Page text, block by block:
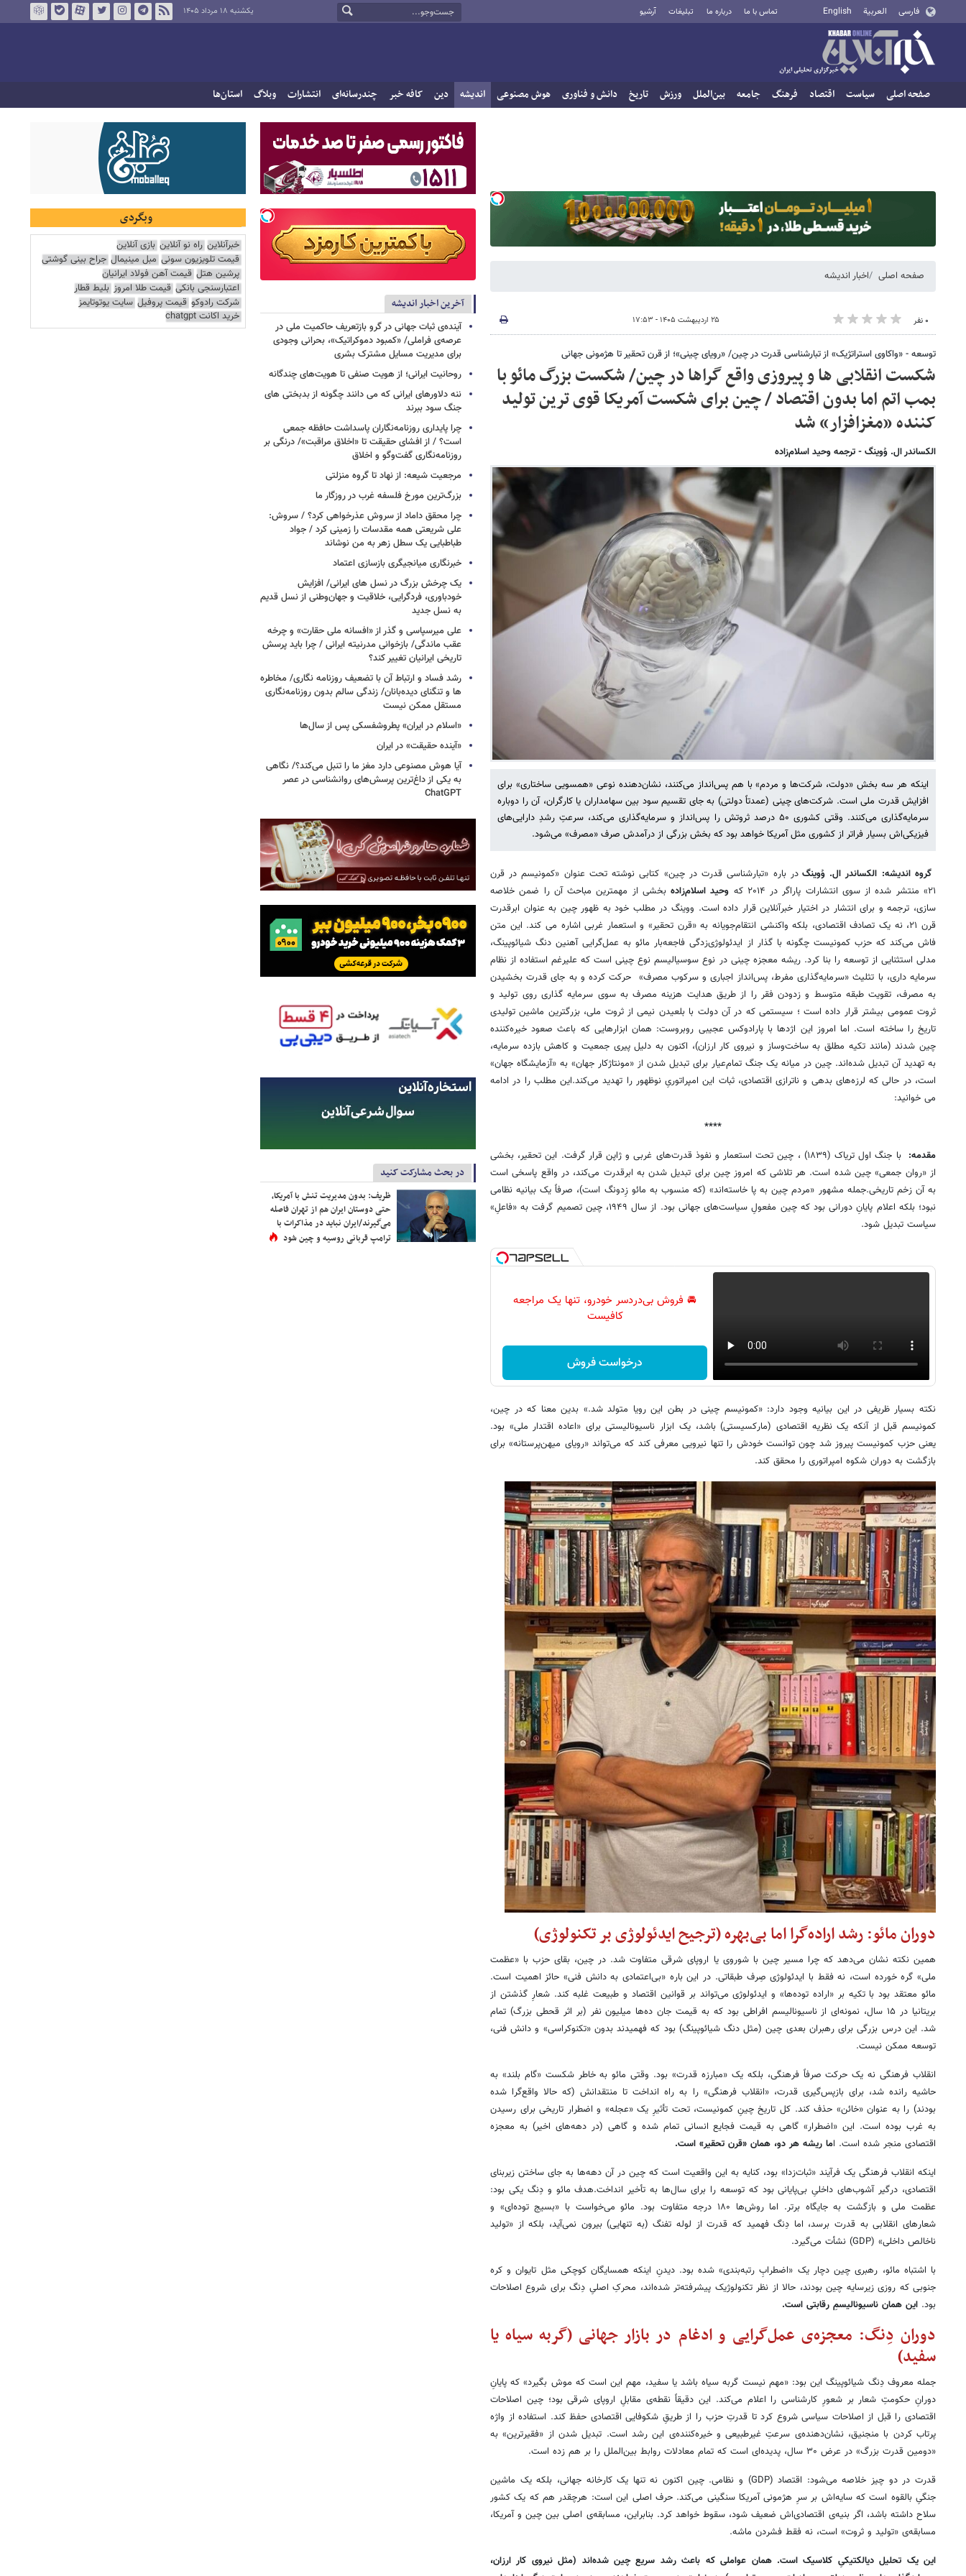
فارسی العربية English تماس با ما درباره ما تبلیغات آرشیو یکشنبه ۱۸ مرداد ۱۴۰۵
صفحه اصلی سیاست اقتصاد فرهنگ جامعه بین‌الملل ورزش تاریخ دانش و فناوری هوش مصنوعی اندیشه دین کافه خبر چندرسانه‌ای انتشارات وبلاگ استان‌ها
صفحه اصلی اخبار اندیشه
۰ نفر ۲۵ اردیبهشت ۱۴۰۵ - ۱۷:۵۳
توسعه - «واکاوی استراتژیک» از تبارشناسی قدرت در چین/ «رویای چینی»؛ از قرن تحقیر تا هژمونی جهانی
شکست انقلابی ها و پیروزی واقع گراها در چین/ شکست بزرگ مائو با
بمب اتم اما بدون اقتصاد / چین برای شکست آمریکا قوی ترین تولید
کننده «مغزافزار» شد
الکساندر ال. وُوینگ - ترجمه وحید اسلام‌زاده
اینکه هر سه بخش «دولت، شرکت‌ها و مردم» با هم پس‌انداز می‌کنند، نشان‌دهنده نوعی «همسویی ساختاری» برای
افزایش قدرت ملی است. شرکت‌های چینی (عمدتاً دولتی) به جای تقسیم سود بین سهامداران یا کارگران، آن را دوباره
سرمایه‌گذاری می‌کنند. وقتی کشوری ۵۰ درصد ثروتش را پس‌انداز و سرمایه‌گذاری می‌کند، سرعتِ رشدِ دارایی‌های
فیزیکی‌اش بسیار فراتر از کشوری مثل آمریکا خواهد بود که بخش بزرگی از درآمدش صرف «مصرف» می‌شود.
گروه اندیشه: الکساندر ال. وُوینگ در باره «تبارشناسی قدرت در چین» کتابی نوشته تحت عنوان «کمونیسم در قرن
۲۱» منتشر شده از سوی انتشارات پاراگر در ۲۰۱۴ که
وحید اسلام‌زادهبخشی از مهمترین مباحث آن را ضمن خلاصه
سازی، ترجمه و برای انتشار در اختیار خبرآنلاین قرار داده است. ووینگ در مطلب خود به ظهور چین به عنوان ابرقدرت
قرن ۲۱، نه یک تصادف اقتصادی، بلکه واکنشی انتقام‌جویانه به «قرن تحقیر» و استعمار غربی اشاره می کند. این متن
فاش می‌کند که حزب کمونیست چگونه با گذار از ایدئولوژی‌زدگی فاجعه‌بار مائو به عمل‌گرایی آهنین دنگ شیائوپینگ،
مدلی استثنایی از توسعه را بنا کرد. ریشه معجزه چینی در نوع سوسیالیسم نوع چینی است که علیرغم استفاده از نظام
سرمایه داری، با تثلیث «سرمایه‌گذاری مفرط، پس‌انداز اجباری و سرکوب مصرف» حرکت کرده و به جای قدرت بخشیدن
به مصرف، تقویت طبقه متوسط و زدودن فقر را از طریق هدایت هزینه مصرف به سوی سرمایه گذاری روی تولید و
ثروت عمومی بیشتر قرار داده است ؛ سیستمی که در آن دولت با بلعیدن نیمی از ثروت ملی، بزرگترین ماشین تولیدی
تاریخ را ساخته است. اما امروز این اژدها با پارادوکس عجیبی روبروست: همان ابزارهایی که باعث صعود خیره‌کننده
چین شدند (مانند تکیه مطلق به ساخت‌وساز و نیروی کار ارزان)، اکنون به دلیل پیری جمعیت و کاهش بازده سرمایه،
به تهدید آن تبدیل شده‌اند. چین در میانه یک جنگ تمام‌عیار برای تبدیل شدن از «مونتاژکار جهان» به «آزمایشگاه جهان»
است، در حالی که لرزه‌های بدهی و ناترازی اقتصادی، ثبات این امپراتوریِ نوظهور را تهدید می‌کند.این مطلب را در ادامه
می خوانید:
****
مقدمه:
با جنگ اول تریاک (۱۸۳۹) ، چین تحت استعمار و نفوذ قدرت‌های غربی و ژاپن قرار گرفت. این تحقیر، بخشی
از «روان جمعی» چین شده است. هر تلاشی که امروز چین برای تبدیل شدن به ابرقدرت می‌کند، در واقع پاسخی است
به آن زخم تاریخی.جمله مشهور «مردم چین به پا خاسته‌اند» (که منسوب به مائو زِدونگ است)، صرفاً یک بیانیه نظامی
نبود؛ بلکه اعلام پایانِ دورانی بود که چین مفعولِ سیاست‌های جهانی بود. از سال ۱۹۴۹، چین تصمیم گرفت به «فاعلِ»
سیاست تبدیل شود.
🚘 فروش بی‌دردسر خودرو، تنها یک مراجعه
کافیست
درخواست فروش
نکته بسیار ظریفی در این بیانیه وجود دارد: «کمونیسم چینی در بطن این رویا متولد شد.» بدین معنا که در چین،
کمونیسم قبل از آنکه یک نظریه اقتصادی (مارکسیستی) باشد، یک ابزار ناسیونالیستی برای «اعاده اقتدار ملی» بود.
یعنی حزب کمونیست پیروز شد چون توانست خودش را تنها نیرویی معرفی کند که می‌تواند «رویای میهن‌پرستانه» برای
بازگشت به دوران شکوه امپراتوری را محقق کند.
دوران مائو: رشد اراده‌گرا اما بی‌بهره (ترجیح ایدئولوژی بر تکنولوژی)
همین نکته نشان می‌دهد که چرا مسیر چین با شوروی یا اروپای شرقی متفاوت شد. در چین، بقای حزب با «عظمت
ملی» گره خورده است، نه فقط با ایدئولوژی صِرف طبقاتی. در این باره «بی‌اعتمادی به دانش فنی» حائز اهمیت است.
مائو معتقد بود با تکیه بر «اراده توده‌ها» و ایدئولوژی می‌تواند بر قوانین اقتصاد و طبیعت غلبه کند. شعارِ گذشتن از
بریتانیا در ۱۵ سال، نمونه‌ای از ناسیونالیسم افراطی بود که به قیمت جان ده‌ها میلیون نفر (بر اثر قحطی بزرگ) تمام
شد. این درس بزرگی برای رهبران بعدی چین (مثل دنگ شیائوپینگ) بود که فهمیدند بدون «تکنوکراسی» و دانش فنی،
توسعه ممکن نیست.
انقلاب فرهنگی نه یک حرکت صرفاً فرهنگی، بلکه یک «مبارزه قدرت» بود. وقتی مائو به خاطر شکست «گام بلند» به
حاشیه رانده شد، برای بازپس‌گیری قدرت، «انقلاب فرهنگی» را به راه انداخت تا منتقدانش (که حالا واقع‌گرا شده
بودند) را به عنوان «خائن» حذف کند. کل تاریخ چینِ کمونیست، تحت تأثیرِ یک «عجله» و اضطرار تاریخی برای رسیدن
به غرب بوده است. این «اضطرار» گاهی به قیمت فجایع انسانی تمام شده و گاهی (در دهه‌های اخیر) به معجزه
اقتصادی منجر شده است. اما ریشه هر دو، همان «قرن تحقیر» است.
اینکه انقلاب فرهنگی یک فرآیند «ثبات‌زدا» بود، کنایه به این واقعیت است که چین در آن دهه‌ها به جای ساختن زیربنای
اقتصادی، درگیر آشوب‌های داخلیِ بی‌پایانی بود که توسعه را برای سال‌ها به تأخیر انداخت.هدف مائو و دِنگ یکی بود:
عظمت ملی و بازگشت به جایگاه برتر. اما روش‌ها ۱۸۰ درجه متفاوت بود. مائو می‌خواست با «بسیج توده‌ای» و
شعارهای انقلابی به قدرت برسد، اما دِنگ فهمید که قدرت از لوله تفنگ (به تنهایی) بیرون نمی‌آید، بلکه از «تولید
ناخالص داخلی» (GDP) نشأت می‌گیرد.
با اشتباه مائو، رهبری چین دچار یک «اضطرابِ رتبه‌بندی» شده بود. دیدنِ اینکه همسایگان کوچکی مثل تایوان و کره
جنوبی که روزی زیرسایه چین بودند، حالا از نظر تکنولوژیک پیشرفته‌تر شده‌اند، محرکِ اصلیِ دِنگ برای شروع اصلاحات
بود. این همان ناسیونالیسمِ رقابتی است.
دوران دِنگ: معجزه‌ی عمل‌گرایی و ادغام در بازار جهانی (گربه سیاه یا
سفید)
جمله معروف دِنگ شیائوپینگ این بود: «مهم نیست گربه سیاه باشد یا سفید، مهم این است که موش بگیرد» که پایانِ
دورانِ حکومتِ شعار بر شعورِ کارشناسی را اعلام می‌کند. این دقیقاً نقطه‌ی مقابلِ اروپای شرقی بود؛ چین اصلاحات
اقتصادی را قبل از اصلاحات سیاسی شروع کرد تا قدرتِ حزب را از طریقِ شکوفایی اقتصادی حفظ کند. استفاده از واژه
پرتاب کردن با منجنیق، نشان‌دهنده‌ی سرعتِ غیرطبیعی و خیره‌کننده‌ی این رشد است. تبدیل شدن از «فقیرترین» به
«دومین قدرت بزرگ» در عرض ۳۰ سال، پدیده‌ای است که تمام معادلات روابط بین‌الملل را بر هم زده است.
قدرت در دو چیز خلاصه می‌شود: اقتصاد (GDP) و نظامی. چین اکنون نه تنها یک کارخانه جهانی، بلکه یک ماشین
جنگیِ بالقوه است که سایه‌اش بر سرِ هژمونی آمریکا سنگینی می‌کند. حرف اصلی این است: هرچقدر هم که یک کشور
سلاح داشته باشد، اگر بنیه‌ی اقتصادی‌اش ضعیف شود، سقوط خواهد کرد. بنابراین، مسابقه‌ی اصلی بین چین و آمریکا،
مسابقه‌ی «تولید و ثروت» است، نه فقط فشردن ماشه.
این یک تحلیل دیالکتیکیِ کلاسیک است. همان عواملی که باعث رشد سریع چین شده‌اند (مثل نیروی کار ارزان،
آخرین اخبار اندیشه
آینده‌ی ثبات جهانی در گرو بازتعریف حاکمیت ملی در
عرصه‌ی فراملی/ «کمبود دموکراتیک»، بحرانی وجودی
برای مدیریت مسایل مشترک بشری
روحانیت ایرانی؛ از هویت صنفی تا هویت‌های چندگانه
ننه دلاورهای ایرانی که می دانند چگونه از بدبختی های
جنگ سود ببرند
چرا پایداری روزنامه‌نگاران پاسداشت حافظه جمعی
است؟ / از افشای حقیقت تا «اخلاق مراقبت»/ درنگی بر
روزنامه‌نگاری گفت‌وگو و اخلاق
مرجعیت شیعه: از نهاد تا گروه منزلتی
بزرگ‌ترین مورخ فلسفه غرب در روزگار ما
چرا محقق داماد از سروش عذرخواهی کرد؟ / سروش:
علی شریعتی همه مقدسات را زمینی کرد / جواد
طباطبایی یک سطل زهر به من نوشاند
خبرنگاری میانجیگری بازسازی اعتماد
یک چرخش بزرگ در نسل های ایرانی/ افزایش
خودباوری، فردگرایی، خلاقیت و جهان‌وطنی از نسل قدیم
به نسل جدید
علی میرسپاسی و گذر از «افسانه ملی حقارت» و چرخه
عقب ماندگی/ بازخوانی مدرنیته ایرانی / چرا باید پرسش
تاریخی ایرانیان تغییر کند؟
رشد فساد و ارتباط آن با تضعیف روزنامه نگاری/ مخاطره
ها و تنگنای دیده‌بانان/ زندگی سالم بدون روزنامه‌نگاری
مستقل ممکن نیست
«اسلام در ایران» پطروشفسکی پس از سال‌ها
«آینده حقیقت» در ایران
آیا هوش مصنوعی دارد مغز ما را تنبل می‌کند؟/ نگاهی
به یکی از داغ‌ترین پرسش‌های روانشناسی در عصر
ChatGPT
در بحث مشارکت کنید
ظریف: بدون مدیریت تنش با آمریکا،
حتی دوستان ایران هم از تهران فاصله
می‌گیرند/ایران نباید در مذاکرات با
ترامپ قربانی روسیه و چین شود
وبگردی
خبرآنلاین راه نو آنلاین بازی آنلاین
قیمت تلویزیون سونی مبل مینیمال جراح بینی گوشتی
پرشین هتل قیمت آهن فولاد ایرانیان
اعتبارسنجی بانکی قیمت طلا امروز بلیط قطار
شرکت رادوکو قیمت پروفیل سایت یوتوتایمز
خرید اکانت chatgpt